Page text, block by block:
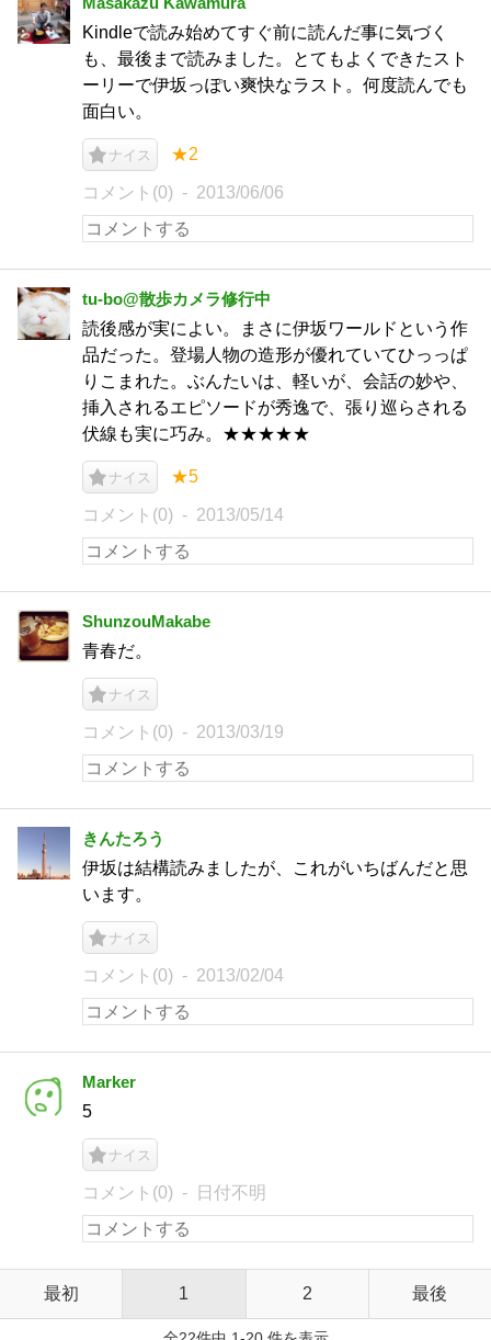
Kindleで読み始めてすぐ前に読んだ事に気づく
も、最後まで読みました。とてもよくできたスト
ーリーで伊坂っぽい爽快なラスト。何度読んでも
面白い。
ナイス ★2
コメント(0) 2013/06/06
tu-bo@散歩カメラ修行中
読後感が実によい。まさに伊坂ワールドという作
品だった。登場人物の造形が優れていてひっっぱ
りこまれた。ぶんたいは、軽いが、会話の妙や、
挿入されるエピソードが秀逸で、張り巡らされる
伏線も実に巧み。★★★★★
ナイス ★5
コメント(0) 2013/05/14
ShunzouMakabe
青春だ。
ナイス
コメント(0) 2013/03/19
きんたろう
伊坂は結構読みましたが、これがいちばんだと思
います。
ナイス
コメント(0) 2013/02/04
Marker
5
ナイス
コメント(0) 日付不明
最初 1 2 最後